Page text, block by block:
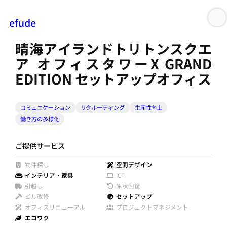
内
efude
晴海アイランドトリトンスクエ
ア オフィスタワーX GRAND
EDITION セットアップオフィス
コミュニケーション リクルーティング
生産性向上
働き方の多様化
ご提供サービス
物件探し
空間デザイン
インテリア・家具
ICT
引越し
原状回復
ビル改修
セットアップ
オフィスリニューアル
プロジェクトマネジメント
エコワク